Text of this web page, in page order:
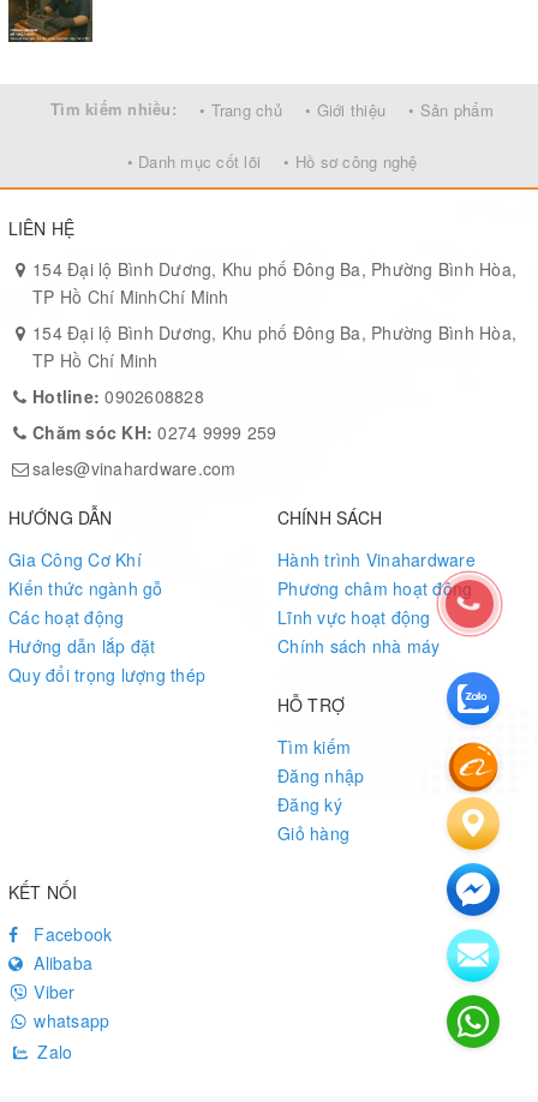
Tìm kiếm nhiều: • Trang chủ • Giới thiệu • Sản phẩm
• Danh mục cốt lõi • Hồ sơ công nghệ
LIÊN HỆ
154 Đại lộ Bình Dương, Khu phố Đông Ba, Phường Bình Hòa,
TP Hồ Chí MinhChí Minh
154 Đại lộ Bình Dương, Khu phố Đông Ba, Phường Bình Hòa,
TP Hồ Chí Minh
Hotline:0902608828
Chăm sóc KH:0274 9999 259
sales@vinahardware.com
HƯỚNG DẪN
Gia Công Cơ Khí
Kiến thức ngành gỗ
Các hoạt động
Hướng dẫn lắp đặt
Quy đổi trọng lượng thép
CHÍNH SÁCH
Hành trình Vinahardware
Phương châm hoạt động
Lĩnh vực hoạt động
Chính sách nhà máy
HỖ TRỢ
Tìm kiếm
Đăng nhập
Đăng ký
Giỏ hàng
KẾT NỐI
Facebook
Alibaba
Viber
whatsapp
Zalo